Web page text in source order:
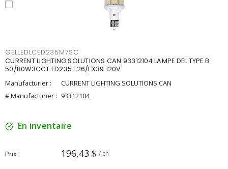
GELLEDLCED235M7SC
CURRENT LIGHTING SOLUTIONS CAN 93312104 LAMPE DEL TYPE B
50/80W3CCT ED235 E26/EX39 120V
Manufacturier :
CURRENT LIGHTING SOLUTIONS CAN
# Manufacturier : 93312104
En inventaire
Prix 196,43 $ / ch